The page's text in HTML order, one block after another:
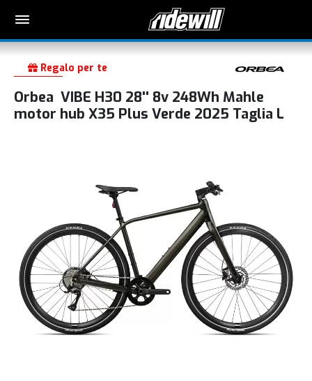
Regalo per te
Orbea VIBE H30 28'' 8v 248Wh Mahle
motor hub X35 Plus Verde 2025 Taglia L